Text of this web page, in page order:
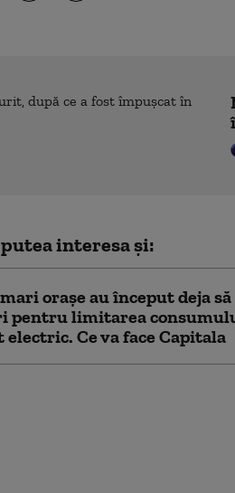
interesa și:
orașe au început deja să
pentru limitarea
Ce va face Capitala